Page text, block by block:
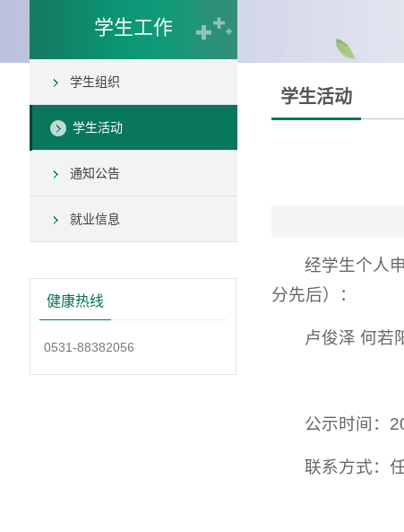
学生工作
学生组织
学生活动
通知公告
就业信息
健康热线
0531-88382056
学生活动
经学生个人
分先后）：
卢俊泽 何若
公示时间：
联系方式：